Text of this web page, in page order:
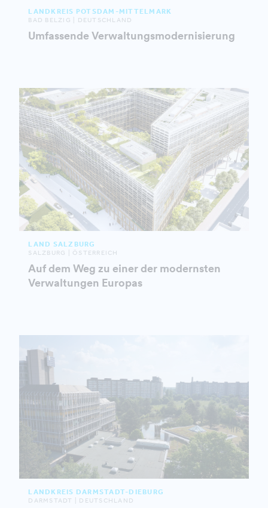
LANDKREIS POTSDAM-MITTELMARK
BAD BELZIG | DEUTSCHLAND
Umfassende Verwaltungsmodernisierung
LAND SALZBURG
SALZBURG | ÖSTERREICH
Auf dem Weg zu einer der modernsten
Verwaltungen Europas
LANDKREIS DARMSTADT-DIEBURG
DARMSTADT | DEUTSCHLAND